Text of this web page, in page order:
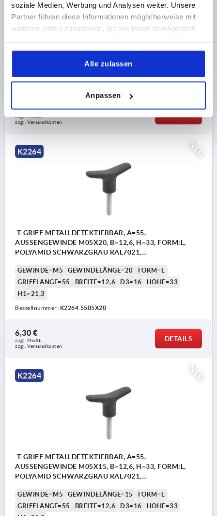
soziale Medien, Werbung und Analysen weiter. Unsere
Partner führen diese Informationen möglicherweise mit
weiteren Daten zusammen, die Sie ihnen bereitgestellt
gesammelt haben.
Alle zulassen
Anpassen
T-GRIFF METALLDETEKTIERBAR, A=85,
INNENGEWINDE D=M12, B=19,6, H=45, FORM:K,
POLYAMID SCHWARZGRAU RAL7021,
Bestellnummer:K2264.8512
9,13 €
zzgl. MwSt.
zzgl. Versandkosten
NEU
K2264
T-GRIFF METALLDETEKTIERBAR, A=55,
AUSSENGEWINDE M05X20, B=12,6, H=33, FORM:L,
POLYAMID SCHWARZGRAU RAL7021,
GEWINDE=M5 GEWINDELÄNGE=20
FORM=L
GRIFFLÄNGE=55
BREITE=12,6 D3=16
HÖHE=33
H1=21,3
Bestellnummer: K2264.5505X20
6,30 €
zzgl. MwSt.
zzgl. Versandkosten
DETAILS
NEU
K2264
T-GRIFF METALLDETEKTIERBAR, A=55,
AUSSENGEWINDE M05X15, B=12,6, H=33, FORM:L,
POLYAMID SCHWARZGRAU RAL7021,
GEWINDE=M5 GEWINDELÄNGE=15
FORM=L
GRIFFLÄNGE=55
BREITE=12,6 D3=16
HÖHE=33